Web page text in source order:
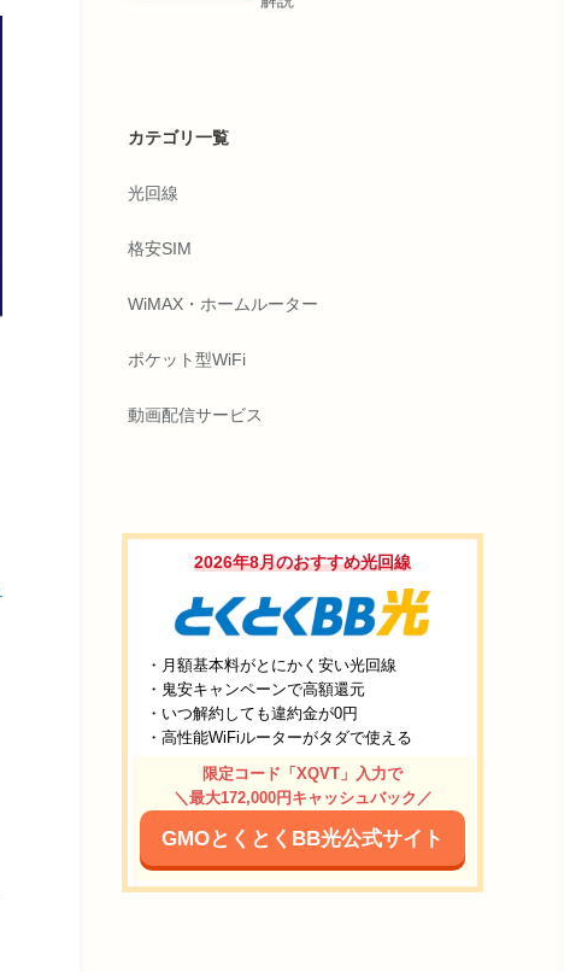
カテゴリ一覧
光回線
格安SIM
WiMAX・ホームルーター
ポケット型WiFi
動画配信サービス
2026年8月のおすすめ光回線
・月額基本料がとにかく安い光回線
・鬼安キャンペーンで高額還元
・いつ解約しても違約金が0円
・高性能WiFiルーターがタダで使える
限定コード「XQVT」入力で
＼最大172,000円キャッシュバック／
GMOとくとくBB光公式サイト